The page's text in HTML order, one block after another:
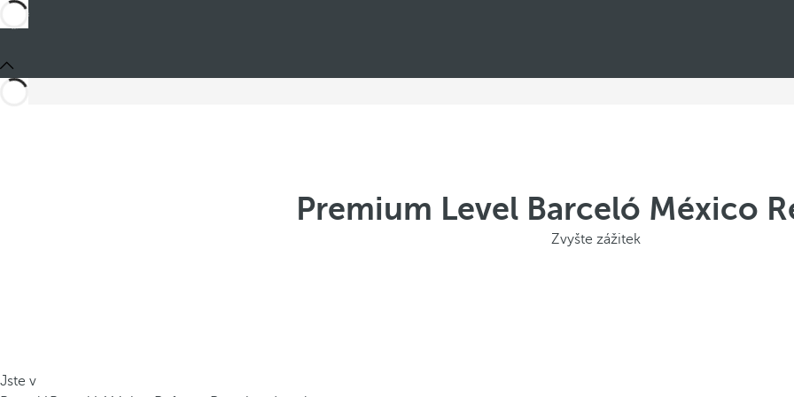
Premium Level Barceló México
Zvyšte zážitek
Jste v